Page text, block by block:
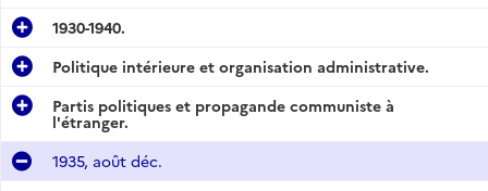
1930-1940.
Politique intérieure et organisation administrative.
Partis politiques et propagande communiste à
l'étranger.
1935, août déc.